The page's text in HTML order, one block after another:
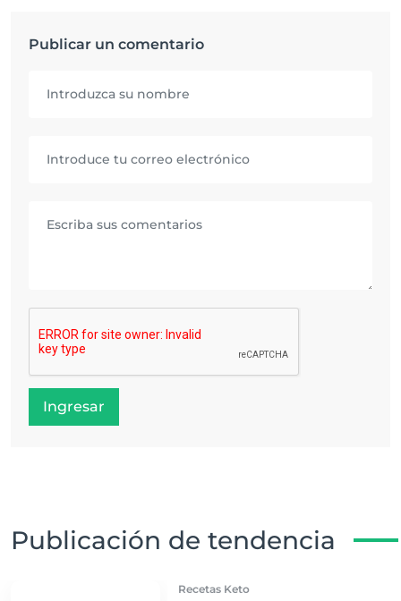
Publicar un comentario
Ingresar
Publicación de tendencia
Recetas Keto